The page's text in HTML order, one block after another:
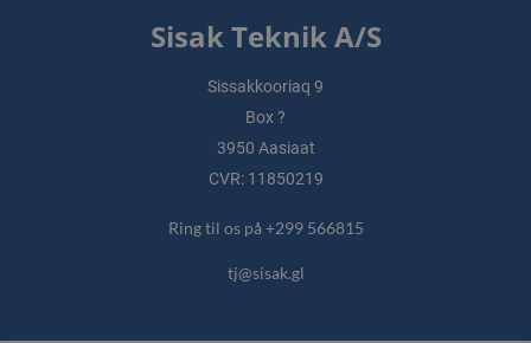
Sisak Teknik A/S
Sissakkooriaq 9
Box ?
3950 Aasiaat
CVR: 11850219
Ring til os på +299 566815
tj@sisak.gl